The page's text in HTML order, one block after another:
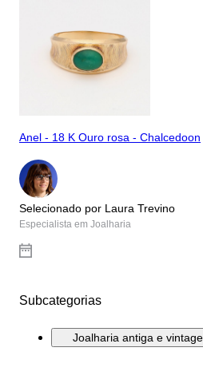
Anel - 18 K Ouro rosa - Chalcedoon
Selecionado por Laura Trevino
Especialista em Joalharia
Subcategorias
Joalharia antiga e vintage